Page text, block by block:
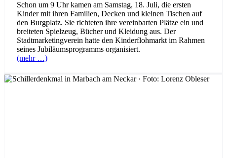
Schon um 9 Uhr kamen am Samstag, 18. Juli, die ersten
Kinder mit ihren Familien, Decken und kleinen Tischen auf
den Burgplatz. Sie richteten ihre vereinbarten Plätze ein und
breiteten Spielzeug, Bücher und Kleidung aus. Der
Stadtmarketingverein hatte den Kinderflohmarkt im Rahmen
seines Jubiläumsprogramms organisiert.
(mehr …)